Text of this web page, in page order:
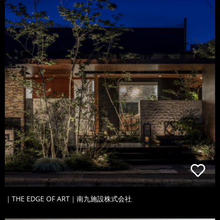
｜THE EDGE OF ART｜南九施設株式会社